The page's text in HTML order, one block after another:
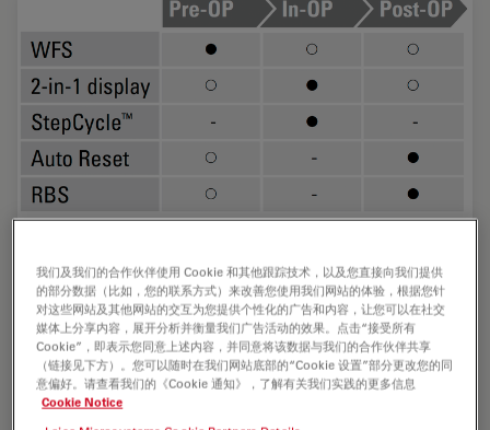
优化手术流程的功能
徕卡无线脚踏板（WFS）二合一显示器步进循环：在玻璃体
手术中的全景和眼内观察之间的迅速切换自动复位：每项手术
结束后，所有的显微镜功能自动复位到个人设定的初始设置。
我们及我们的合作伙伴使用 Cookie 和其他跟踪技术，以及您直接向我们提供
的部分数据（比如，您的联系方式）来改善您使用我们网站的体验，根据您针
对这些网站及其他网站的交互为您提供个性化的广告和内容，让您可以在社交
媒体上分享内容，展开分析并衡量我们广告活动的效果。点击“接受所有
Cookie”，即表示您同意上述内容，并同意将该数据与我们的合作伙伴共享
（链接见下方）。您可以随时在我们网站底部的“Cookie 设置”部分更改您的同
意偏好。请查看我们的《Cookie 通知》，了解有关我们实践的更多信息
Cookie Notice